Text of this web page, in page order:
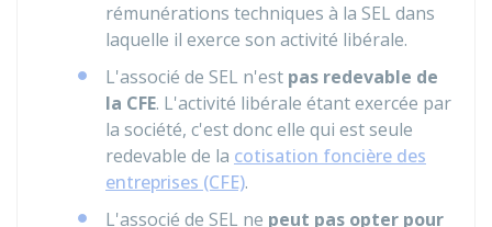
rémunérations techniques à la SEL dans
laquelle il exerce son activité libérale.
L'associé de SEL n'est pas redevable de
la CFE. L'activité libérale étant exercée par
la société, c'est donc elle qui est seule
redevable de la cotisation foncière des
entreprises (CFE).
L'associé de SEL ne peut pas opter pour